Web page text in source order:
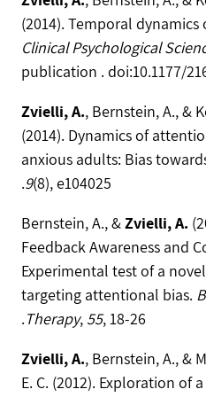
(2014). Temporal
Clinical Psychological
publication . doi:10.1177/
Zvielli, A., Bernstein, A., &
(2014). Dynamics of
anxious adults: Bias
9(8), e104025.
Zvielli, A.
Feedback Awareness and
Experimental test of a
targeting attentional bias.
Therapy, 55, 18-26.
Zvielli, A., Bernstein, A., &
E. C. (2012). Exploration of